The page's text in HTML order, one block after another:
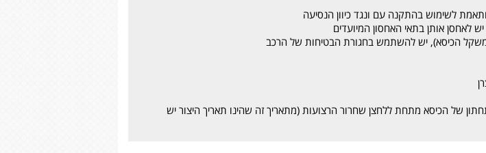
לשימוש בהתקנה עם ונגד כיוון הנסיעה
לאחסן אותן בתאי האחסון המיועדים
של הכיסא מתחת ללחצן שחרור הרצועות (מתאריך זה שהינו תאריך היצור יש